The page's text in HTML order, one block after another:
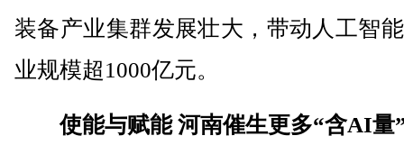
装备产业集群发展壮大，带动人工智
业规模超1000亿元。
使能与赋能 河南催生更多“含AI量